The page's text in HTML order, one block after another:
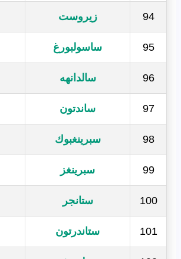
94 زيروست
95 ساسولبورغ
96 سالدانهه
97 ساندتون
98 سبرينغبوك
99 سبرينغز
100 ستانجر
101 ستاندرتون